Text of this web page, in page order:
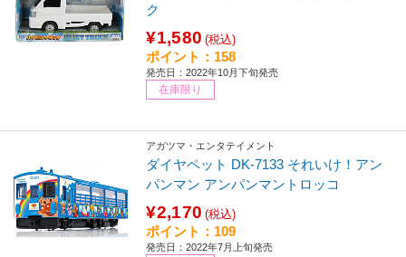
ク
¥1,580 (税込)
ポイント：158
発売日：2022年10月下旬発売
在庫限り
アガツマ・エンタテイメント
ダイヤペット DK-7133 それいけ！アン
パンマン アンパンマントロッコ
¥2,170 (税込)
ポイント：109
発売日：2022年7月上旬発売